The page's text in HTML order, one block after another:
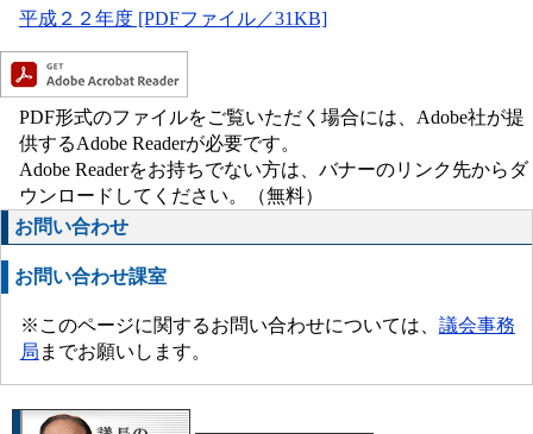
平成２２年度 [PDFファイル／31KB]
PDF形式のファイルをご覧いただく場合には、Adobe社が提
供するAdobe Readerが必要です。
Adobe Readerをお持ちでない方は、バナーのリンク先からダ
ウンロードしてください。（無料）
お問い合わせ
お問い合わせ課室
※このページに関するお問い合わせについては、 議会事務
局 までお願いします。